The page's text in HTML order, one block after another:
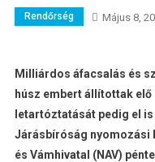
Rendőrség Május 8,
Milliárdos áfacsalás és
húsz embert állítottak
letartóztatását pedig el
Járásbíróság nyomozási
és Vámhivatal (NAV)